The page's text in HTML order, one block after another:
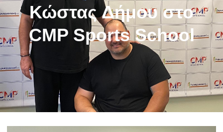
Κώστας Δήμου στο
CMP Sports School